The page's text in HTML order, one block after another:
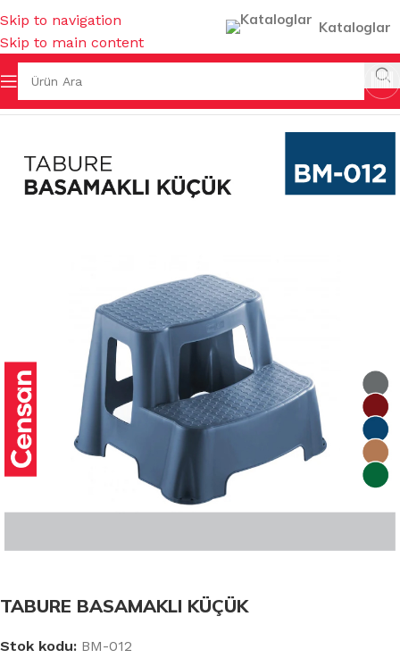
Skip to navigation
Skip to main content
Kataloglar
Ana Sayfa
TABURE BASAMAKLI KÜÇÜK
Stok kodu: BM-012